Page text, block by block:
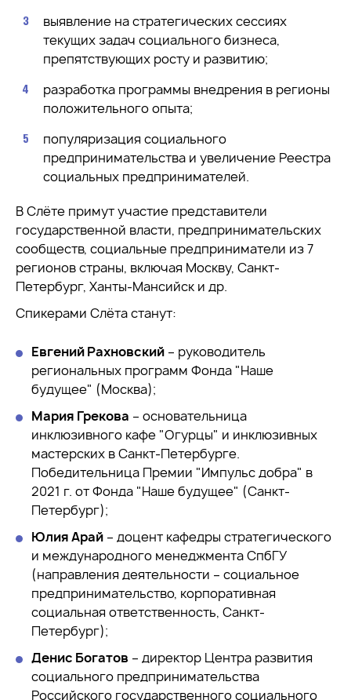
выявление на стратегических сессиях
текущих задач социального бизнеса,
препятствующих росту и развитию;
разработка программы внедрения в регионы
положительного опыта;
популяризация социального
предпринимательства и увеличение Реестра
социальных предпринимателей.
В Слёте примут участие представители
государственной власти, предпринимательских
сообществ, социальные предприниматели из 7
регионов страны, включая Москву, Санкт-
Петербург, Ханты-Мансийск и др.
Спикерами Слёта станут:
Евгений Рахновский – руководитель
региональных программ Фонда "Наше
будущее" (Москва);
Мария Грекова – основательница
инклюзивного кафе "Огурцы" и инклюзивных
мастерских в Санкт-Петербурге.
Победительница Премии "Импульс добра" в
2021 г. от Фонда "Наше будущее" (Санкт-
Петербург);
Юлия Арай – доцент кафедры стратегического
и международного менеджмента СпбГУ
(направления деятельности – социальное
предпринимательство, корпоративная
социальная ответственность, Санкт-
Петербург);
Денис Богатов – директор Центра развития
социального предпринимательства
Российского государственного социального